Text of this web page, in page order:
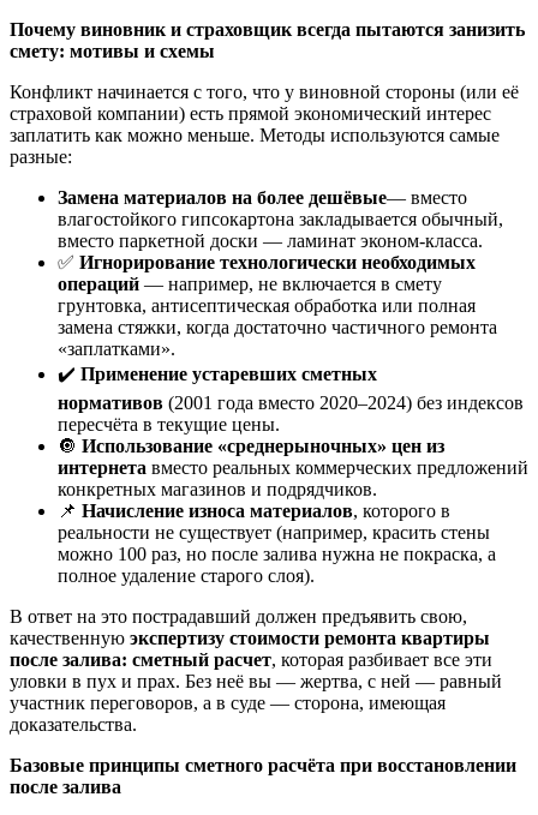
Почему виновник и страховщик всегда пытаются занизить
смету: мотивы и схемы
Конфликт начинается с того, что у виновной стороны (или её
страховой компании) есть прямой экономический интерес
заплатить как можно меньше. Методы используются самые
разные:
Замена материалов на более дешёвые— вместо
влагостойкого гипсокартона закладывается обычный,
вместо паркетной доски — ламинат эконом-класса.
✅ Игнорирование технологически необходимых
операций — например, не включается в смету
грунтовка, антисептическая обработка или полная
замена стяжки, когда достаточно частичного ремонта
«заплатками».
✔️ Применение устаревших сметных
нормативов (2001 года вместо 2020–2024) без индексов
пересчёта в текущие цены.
🔘 Использование «среднерыночных» цен из
интернета вместо реальных коммерческих предложений
конкретных магазинов и подрядчиков.
📌 Начисление износа материалов, которого в
реальности не существует (например, красить стены
можно 100 раз, но после залива нужна не покраска, а
полное удаление старого слоя).
В ответ на это пострадавший должен предъявить свою,
качественную экспертизу стоимости ремонта квартиры
после залива: сметный расчет, которая разбивает все эти
уловки в пух и прах. Без неё вы — жертва, с ней — равный
участник переговоров, а в суде — сторона, имеющая
доказательства.
Базовые принципы сметного расчёта при восстановлении
после залива